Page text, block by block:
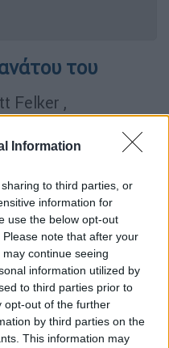
Information
to third parties, or
information for
use the below opt-out
note that after your
continue seeing
information utilized by
to third parties prior to
opt-out of the further
by third parties on the
This information may
του
Felker ,
Baywatch:
ότι ο
της
Δίπλα του ήταν η
Newman has
October 22,